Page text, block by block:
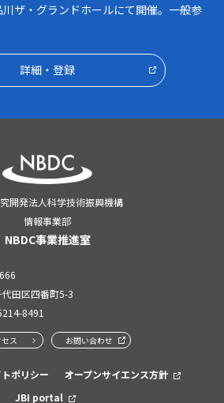
ザ・グランドホールにて開催。一般参
詳細・登録
開発法人科学技術振興機構
情報事業部
NBDC事業推進室
田区四番町5-3
8491
ス お問い合わせ
ポリシー
オープンサイエンス方針
JBI portal